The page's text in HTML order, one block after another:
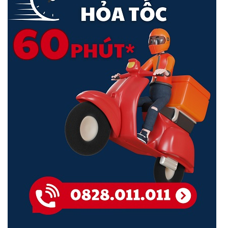
Nhờ công nghệ PoE+, dữ liệu và nguồn điện được truyền tải qua
cùng một sợi cáp mạng, giúp đơn giản hóa việc lắp đặt, tiết kiệm chi
phí và đảm bảo tính gọn gàng bên trong tủ điều khiển. Đặc biệt, khả
năng cấp nguồn ổn định và mạnh mẽ này giúp IG1008P vận hành
hiệu quả trong các môi trường công nghiệp khắc nghiệt, nơi yêu
cầu thiết bị luôn hoạt động liên tục và an toàn.
Bảo hành 24 tháng